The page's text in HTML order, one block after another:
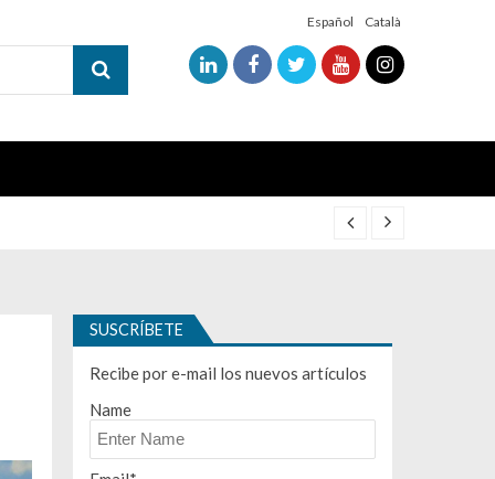
Español Català
SUSCRÍBETE
Recibe por e-mail los nuevos artículos
Name